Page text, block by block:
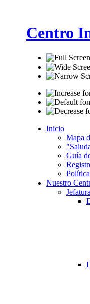
Centro
Inicio
Mapa
Guía
Nuestro